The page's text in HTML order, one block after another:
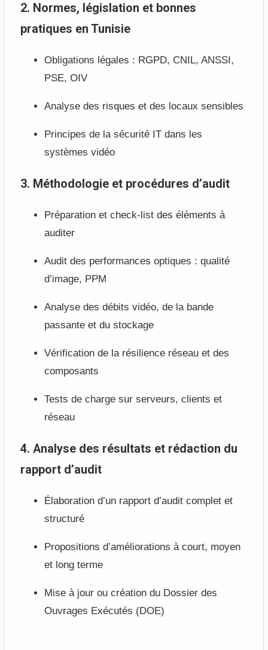
2. Normes, législation et bonnes
pratiques en Tunisie
Obligations légales : RGPD, CNIL, ANSSI,
PSE, OIV
Analyse des risques et des locaux sensibles
Principes de la sécurité IT dans les
systèmes vidéo
3. Méthodologie et procédures d’audit
Préparation et check-list des éléments à
auditer
Audit des performances optiques : qualité
d’image, PPM
Analyse des débits vidéo, de la bande
passante et du stockage
Vérification de la résilience réseau et des
composants
Tests de charge sur serveurs, clients et
réseau
4. Analyse des résultats et rédaction du
rapport d’audit
Élaboration d’un rapport d’audit complet et
structuré
Propositions d’améliorations à court, moyen
et long terme
Mise à jour ou création du Dossier des
Ouvrages Exécutés (DOE)